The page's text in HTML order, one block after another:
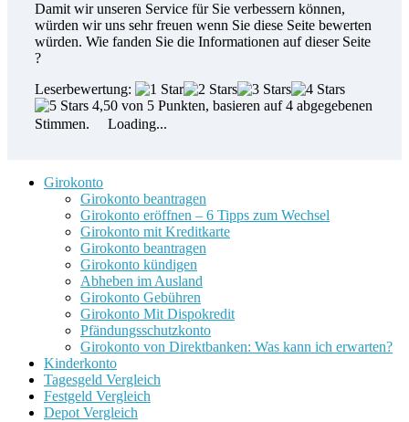
Damit wir unseren Service für Sie verbessern können,
würden wir uns sehr freuen wenn Sie diese Seite bewerten
würden. Wie fanden Sie die Informationen auf dieser Seite
?
Leserbewertung:
4,50 von 5 Punkten, basieren auf 4 abgegebenen
Stimmen.
Loading...
Girokonto
Girokonto beantragen
Girokonto eröffnen – 6 Tipps zum Wechsel
Girokonto mit Kreditkarte
Girokonto beantragen
Girokonto kündigen
Abheben im Ausland
Girokonto Gebühren
Girokonto Mit Dispokredit
Pfändungsschutzkonto
Girokonto von Direktbanken: Was kann ich erwarten?
Kinderkonto
Tagesgeld Vergleich
Festgeld Vergleich
Depot Vergleich